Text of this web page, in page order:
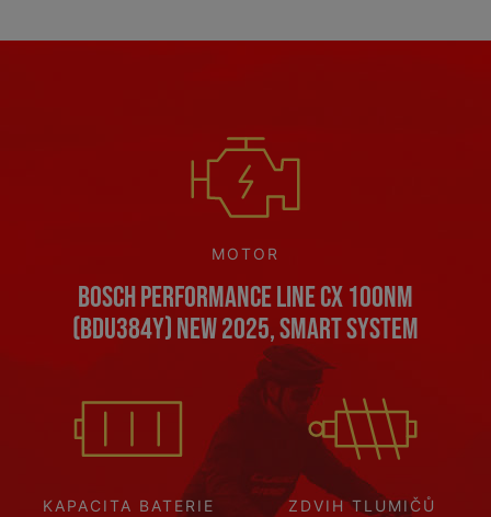
MOTOR
Bosch Performance Line CX 100Nm
(BDU384Y) NEW 2025, Smart System
KAPACITA BATERIE ZDVIH TLUMIČŮ